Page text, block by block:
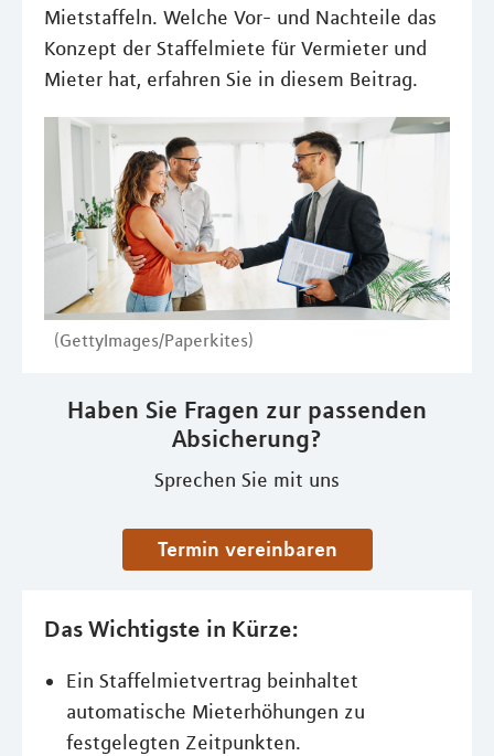
Mietstaffeln. Welche Vor- und Nachteile das
Konzept der Staffelmiete für Vermieter und
Mieter hat, erfahren Sie in diesem Beitrag.
(GettyImages/Paperkites)
Haben Sie Fragen zur passenden
Absicherung?
Sprechen Sie mit uns
Termin vereinbaren
Das Wichtigste in Kürze:
Ein Staffelmietvertrag beinhaltet
automatische Mieterhöhungen zu
festgelegten Zeitpunkten.